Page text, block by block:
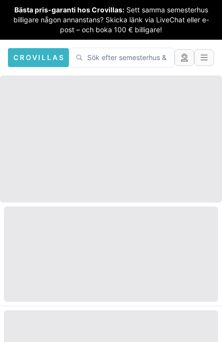
Bästa pris-garanti hos Crovillas: Sett samma semesterhus
billigare någon annanstans? Skicka länk via LiveChat eller e-
post – och boka 100 € billigare!
CROVILLAS